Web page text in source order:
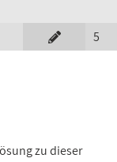
5
zu dieser